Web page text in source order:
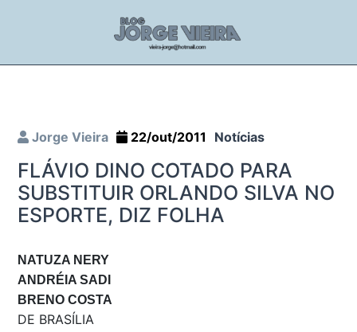
Jorge Vieira 22/out/2011 Notícias
FLÁVIO DINO COTADO PARA
SUBSTITUIR ORLANDO SILVA NO
ESPORTE, DIZ FOLHA
NATUZA NERY
ANDRÉIA SADI
BRENO COSTA
DE BRASÍLIA